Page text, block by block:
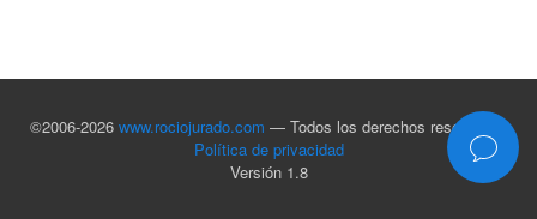
©2006-2026 www.rociojurado.com — Todos los derechos reservados
Política de privacidad
Versión 1.8